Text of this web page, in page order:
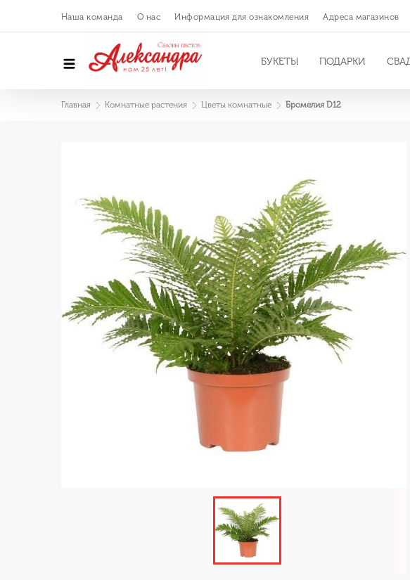
Наша команда О нас Информация для ознакомления Адреса магазинов
БУКЕТЫ ПОДАРКИ
Главная Комнатные растения Цветы комнатные Бромелия D12